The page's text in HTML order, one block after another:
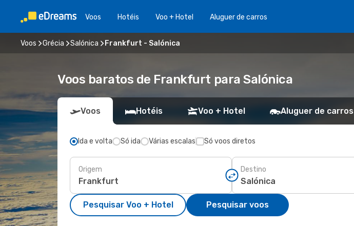
Voos Hotéis Voo + Hotel Aluguer de carros
Voos Grécia Salónica Frankfurt - Salónica
Voos baratos de Frankfurt para Salónica
Voos Hotéis Voo + Hotel Aluguer de carros
Ida e volta Só ida Várias escalas Só voos diretos
Origem Destino
Pesquisar Voo + Hotel Pesquisar voos